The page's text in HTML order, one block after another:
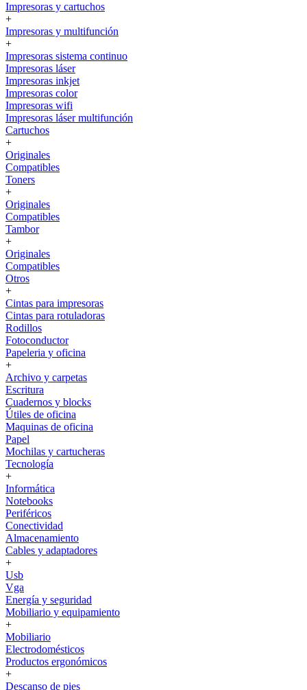
Impresoras y cartuchos
+
Impresoras y multifunción
+
Impresoras sistema continuo
Impresoras láser
Impresoras inkjet
Impresoras color
Impresoras wifi
Impresoras láser multifunción
Cartuchos
+
Originales
Compatibles
Toners
+
Originales
Compatibles
Tambor
+
Originales
Compatibles
Otros
+
Cintas para impresoras
Cintas para rotuladoras
Rodillos
Fotoconductor
Papeleria y oficina
+
Archivo y carpetas
Escritura
Cuadernos y blocks
Útiles de oficina
Maquinas de oficina
Papel
Mochilas y cartucheras
Tecnología
+
Informática
Notebooks
Periféricos
Conectividad
Almacenamiento
Cables y adaptadores
+
Usb
Vga
Energía y seguridad
Mobiliario y equipamiento
+
Mobiliario
Electrodomésticos
Productos ergonómicos
+
Descanso de pies